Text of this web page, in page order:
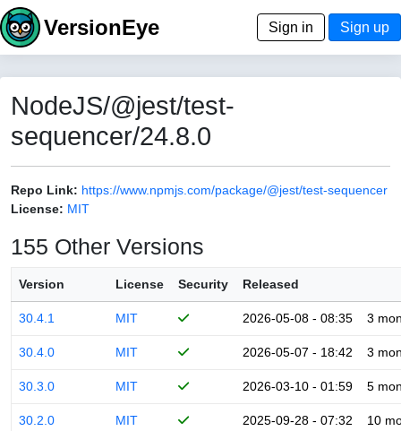
VersionEye Sign in Sign up
NodeJS/@jest/test-
sequencer/24.8.0
Repo Link: https://www.npmjs.com/package/@jest/test-sequencer
License: MIT
155 Other Versions
Version License Security Released
30.4.1 MIT 2026-05-08 - 08:35 3
30.4.0 MIT 2026-05-07 - 18:42 3
30.3.0 MIT 2026-03-10 - 01:59 5
30.2.0 MIT 2025-09-28 - 07:32 10